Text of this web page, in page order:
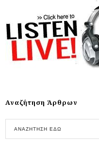
Αναζήτηση Άρθρων